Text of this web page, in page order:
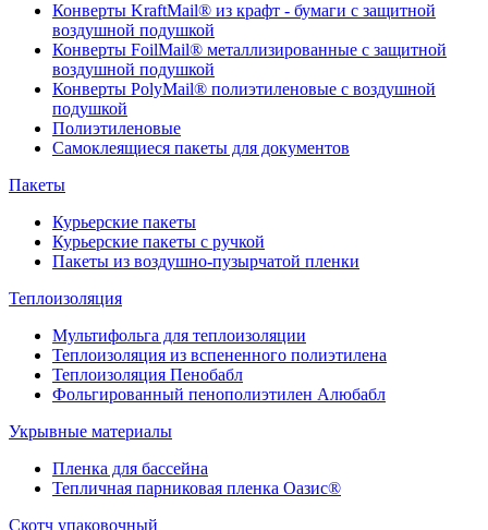
Конверты KraftMail® из крафт - бумаги с защитной
воздушной подушкой
Конверты FoilMail® металлизированные с защитной
воздушной подушкой
Конверты PolyMail® полиэтиленовые с воздушной
подушкой
Полиэтиленовые
Самоклеящиеся пакеты для документов
Пакеты
Курьерские пакеты
Курьерские пакеты с ручкой
Пакеты из воздушно-пузырчатой пленки
Теплоизоляция
Мультифольга для теплоизоляции
Теплоизоляция из вспененного полиэтилена
Теплоизоляция Пенобабл
Фольгированный пенополиэтилен Алюбабл
Укрывные материалы
Пленка для бассейна
Тепличная парниковая пленка Оазис®
Скотч упаковочный